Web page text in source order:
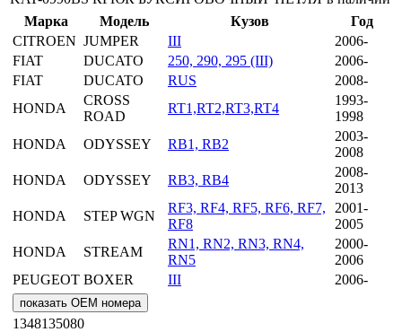
Марка
Модель Кузов
Год
CITROEN JUMPER III
2006-
FIAT
DUCATO 250, 290, 295 (III)
2006-
FIAT
DUCATO RUS
2008-
HONDA
CROSS
ROAD
RT1,RT2,RT3,RT4
1993-
1998
HONDA
ODYSSEY RB1, RB2
2003-
2008
HONDA
ODYSSEY RB3, RB4
2008-
2013
HONDA
STEP WGN
RF3, RF4, RF5, RF6, RF7,
RF8
2001-
2005
HONDA
STREAM
RN1, RN2, RN3, RN4,
RN5
2000-
2006
PEUGEOT BOXER III 2006-
показать OEM номера
1348135080